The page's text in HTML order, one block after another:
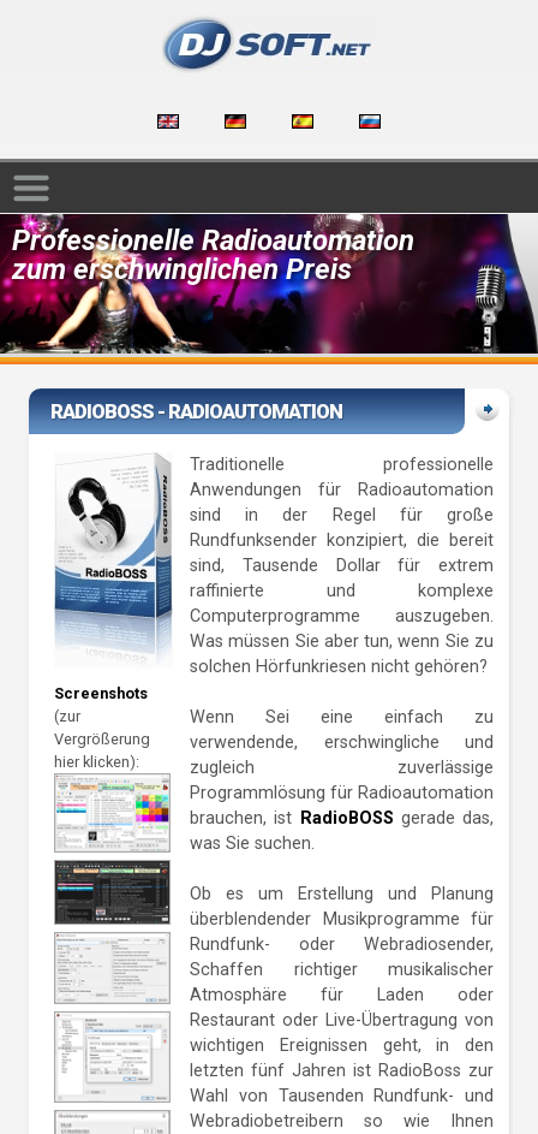
Professionelle Radioautomation
zum erschwinglichen Preis
RADIOBOSS - RADIOAUTOMATION
Screenshots
(zur
Vergrößerung
hier klicken):
Traditionelle professionelle
Anwendungen für Radioautomation
sind in der Regel für große
Rundfunksender konzipiert, die bereit
sind, Tausende Dollar für extrem
raffinierte und komplexe
Computerprogramme auszugeben.
Was müssen Sie aber tun, wenn Sie zu
solchen Hörfunkriesen nicht gehören?
Wenn Sei eine einfach zu
verwendende, erschwingliche und
zugleich zuverlässige
Programmlösung für Radioautomation
brauchen, ist RadioBOSS gerade das,
was Sie suchen.
Ob es um Erstellung und Planung
überblendender Musikprogramme für
Rundfunk- oder Webradiosender,
Schaffen richtiger musikalischer
Atmosphäre für Laden oder
Restaurant oder Live-Übertragung von
wichtigen Ereignissen geht, in den
letzten fünf Jahren ist RadioBoss zur
Wahl von Tausenden Rundfunk- und
Webradiobetreibern so wie Ihnen